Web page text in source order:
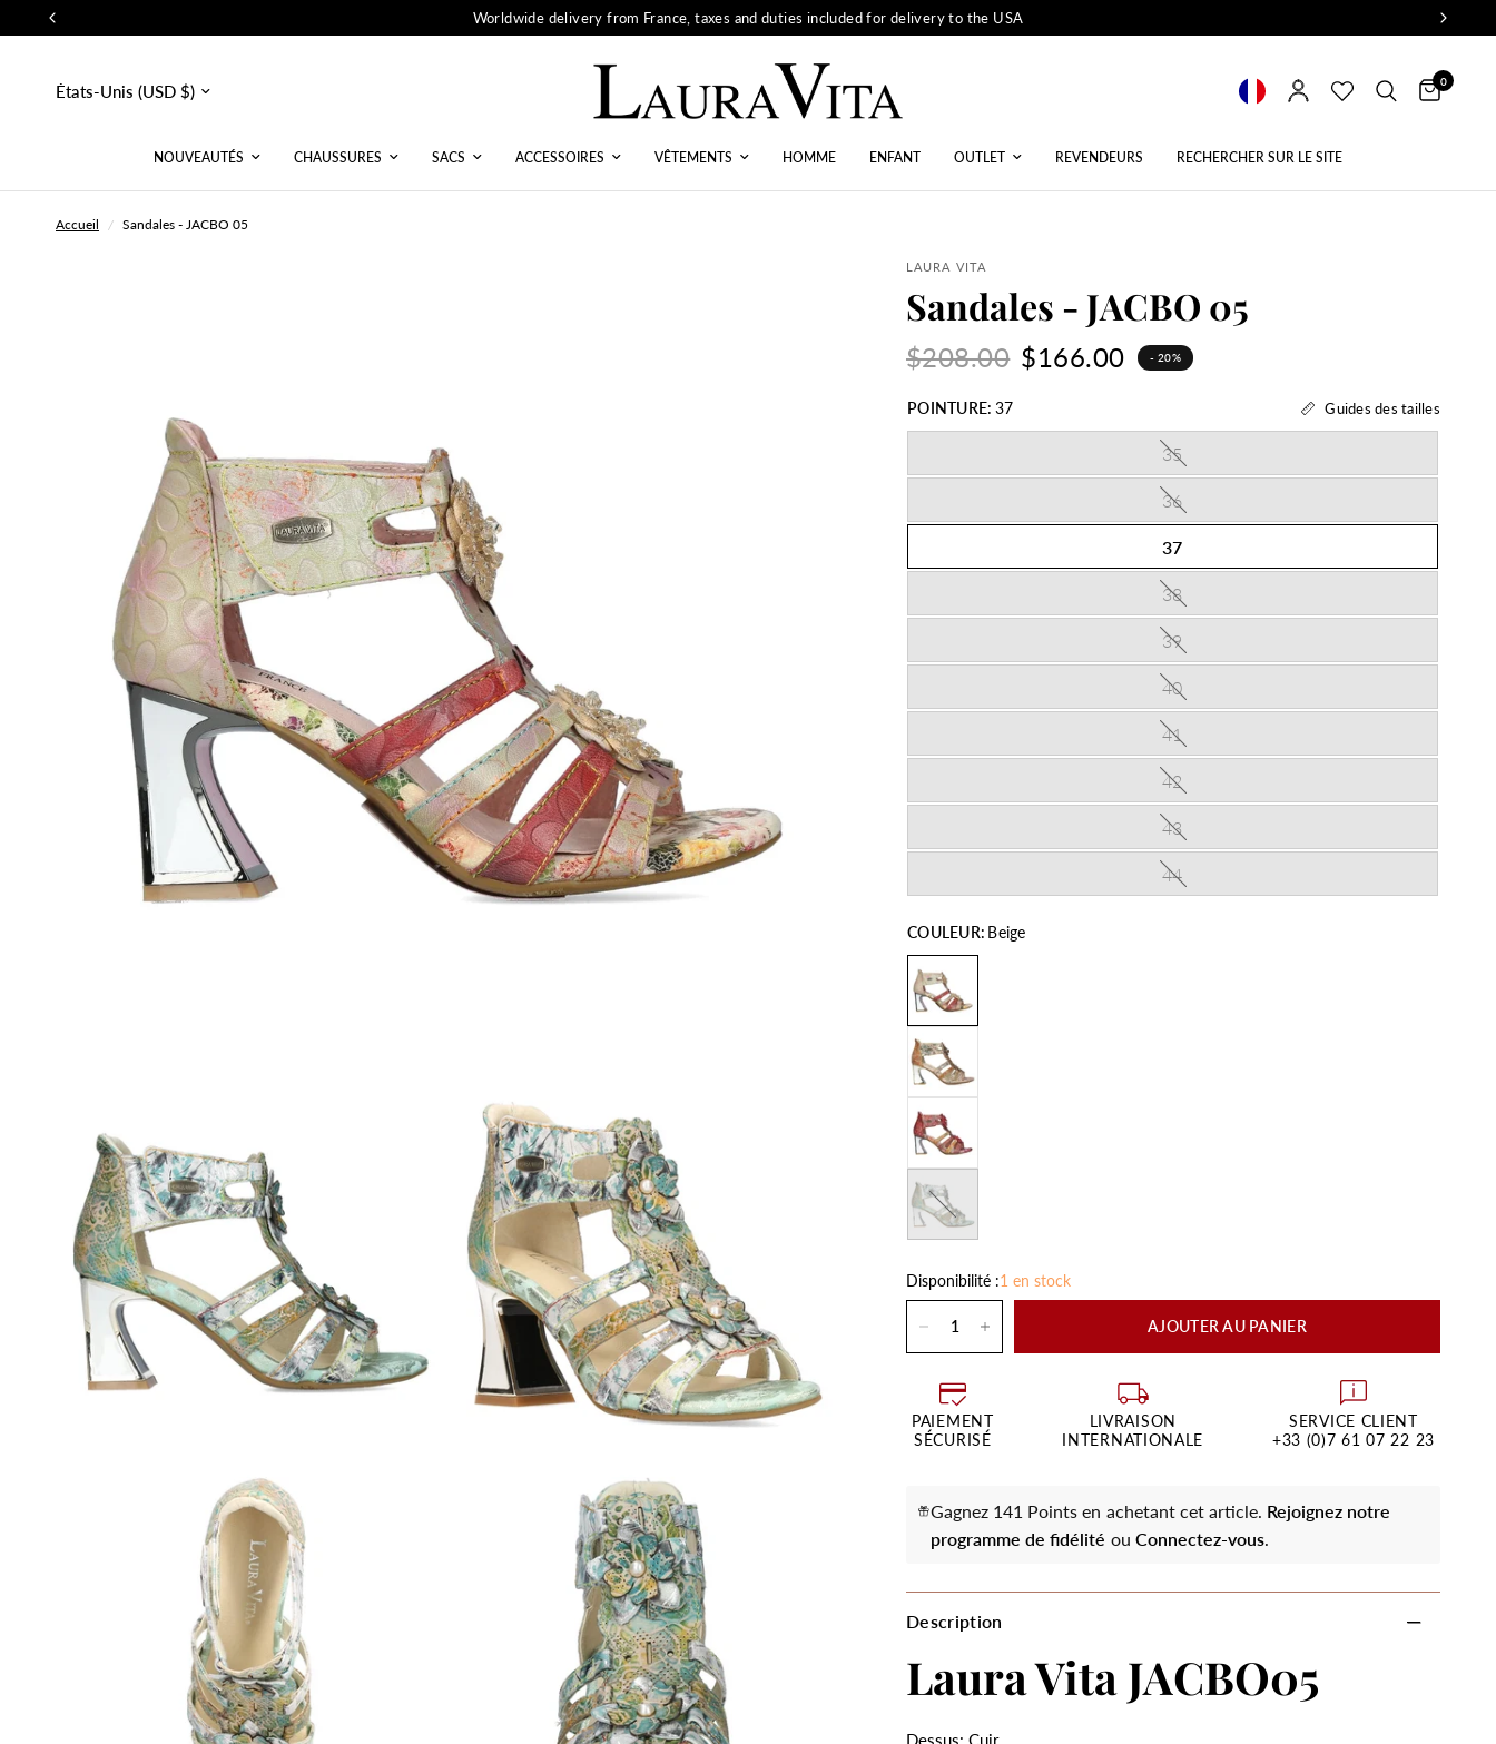
Worldwide delivery from France, taxes and duties included for delivery to the USA
Mettre
à
0
NOUVEAUTÉS CHAUSSURES SACS ACCESSOIRES VÊTEMENTS HOMME ENFANT OUTLET REVENDEURS RECHERCHER SUR LE SITE
Accueil / Sandales - JACBO 05
LAURA VITA
Sandales - JACBO 05
$208.00 $166.00 - 20%
POINTURE: 37 Guides des tailles
35
36
37
38
39
40
41
42
43
44
COULEUR: Beige
Turquoise
Disponibilité :1 en stock
AJOUTER AU PANIER
PAIEMENT
SÉCURISÉ
LIVRAISON
INTERNATIONALE
SERVICE CLIENT
+33 (0)7 61 07 22 23
Gagnez 141 Points en achetant cet article. Rejoignez notre
programme de fidélité ou Connectez-vous.
Description
Laura Vita JACBO05
Dessus: Cuir